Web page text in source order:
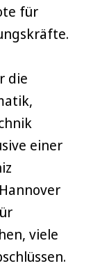
für
die
einer
viele